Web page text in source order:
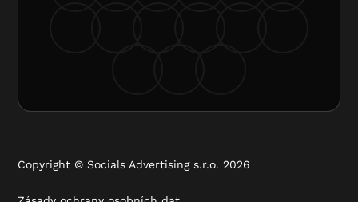
Copyright © Socials Advertising s.r.o. 2026